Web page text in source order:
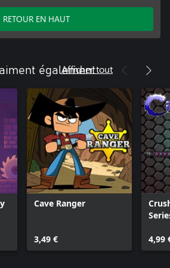
RETOUR EN HAUT
également
Afficher tout
Cave Ranger
3,49 € 4,99